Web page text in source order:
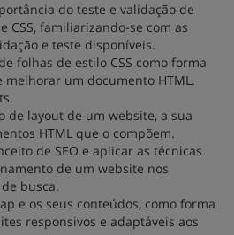
do teste e validação de
CSS, familiarizando-se com as
e teste disponíveis.
folhas de estilo CSS como forma
melhorar um documento HTML.
de layout de um website, a sua
HTML que o compõem.
de SEO e aplicar as técnicas
de um website nos
busca.
e os seus conteúdos, como forma
responsivos e adaptáveis aos